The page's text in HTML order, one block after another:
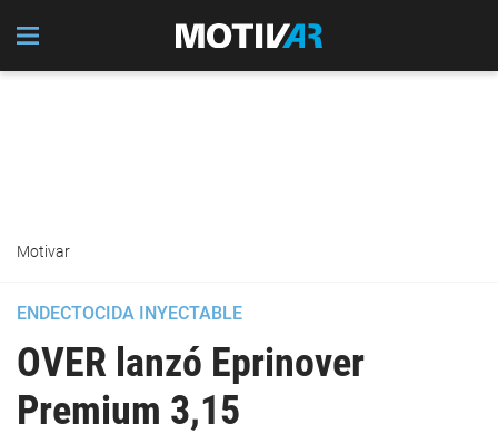
Motivar
ENDECTOCIDA INYECTABLE
OVER lanzó Eprinover
Premium 3,15